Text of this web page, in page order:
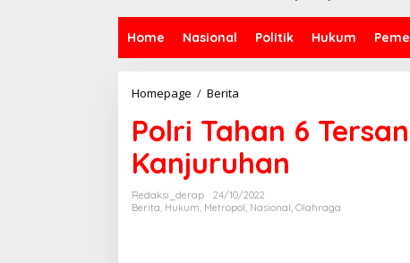
Home Nasional Politik Hukum
Homepage / Berita
6
Tersangka
Peristiwa
di
Stadion
Kanjuruhan
Polri Tahan 6
Kanjuruhan
Redaksi_derap
24/10/2022
Berita, Hukum, Metropol, Nasional, Olahraga